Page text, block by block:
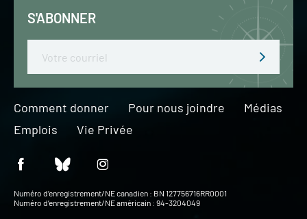
S'ABONNER
Comment donner Pour nous joindre
Médias
Emplois
Vie Privée
Numéro d’enregistrement/NE canadien : BN 127756716RR0001
Numéro d’enregistrement/NE américain : 94-3204049